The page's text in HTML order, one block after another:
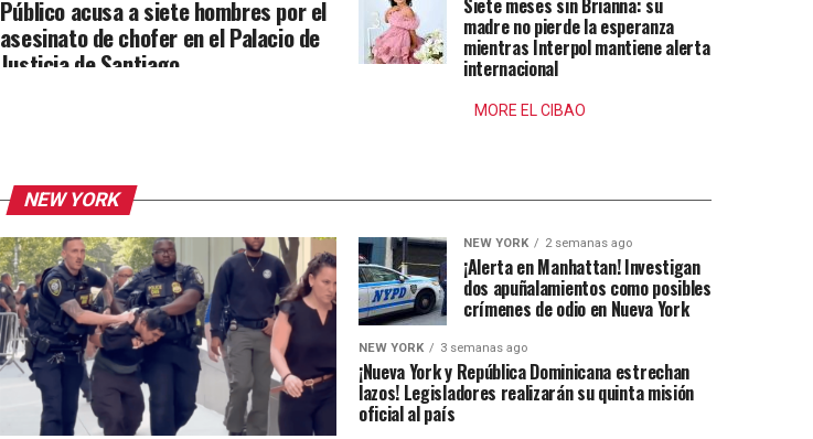
Público acusa a siete hombres por el
asesinato de chofer en el Palacio de
Justicia de Santiago
Siete meses sin Brianna: su
madre no pierde la esperanza
mientras Interpol mantiene alerta
internacional
MORE EL CIBAO
NEW YORK
NEW YORK 2 semanas ago
¡Alerta en Manhattan! Investigan
dos apuñalamientos como posibles
crímenes de odio en Nueva York
NEW YORK 3 semanas ago
¡Nueva York y República Dominicana estrechan
lazos! Legisladores realizarán su quinta misión
oficial al país